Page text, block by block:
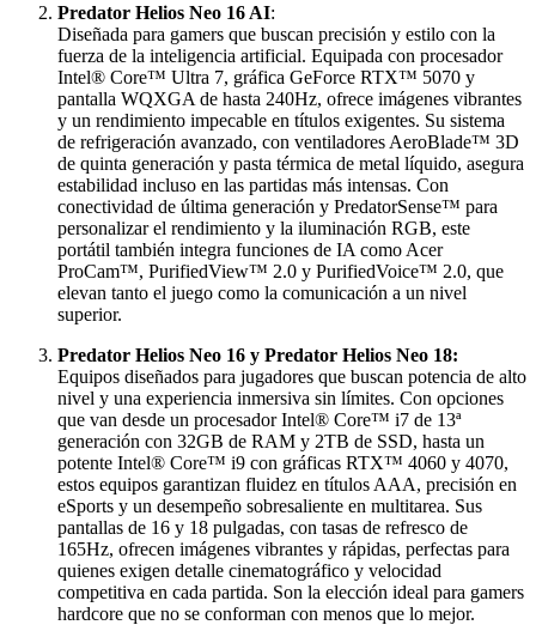
Predator Helios Neo 16 AI:
Diseñada para gamers que buscan precisión y estilo con la
fuerza de la inteligencia artificial. Equipada con procesador
Intel® Core™ Ultra 7, gráfica GeForce RTX™ 5070 y
pantalla WQXGA de hasta 240Hz, ofrece imágenes vibrantes
y un rendimiento impecable en títulos exigentes. Su sistema
de refrigeración avanzado, con ventiladores AeroBlade™ 3D
de quinta generación y pasta térmica de metal líquido, asegura
estabilidad incluso en las partidas más intensas. Con
conectividad de última generación y PredatorSense™ para
personalizar el rendimiento y la iluminación RGB, este
portátil también integra funciones de IA como Acer
ProCam™, PurifiedView™ 2.0 y PurifiedVoice™ 2.0, que
elevan tanto el juego como la comunicación a un nivel
superior.
Predator Helios Neo 16 y Predator Helios Neo 18:
Equipos diseñados para jugadores que buscan potencia de alto
nivel y una experiencia inmersiva sin límites. Con opciones
que van desde un procesador Intel® Core™ i7 de 13ª
generación con 32GB de RAM y 2TB de SSD, hasta un
potente Intel® Core™ i9 con gráficas RTX™ 4060 y 4070,
estos equipos garantizan fluidez en títulos AAA, precisión en
eSports y un desempeño sobresaliente en multitarea. Sus
pantallas de 16 y 18 pulgadas, con tasas de refresco de
165Hz, ofrecen imágenes vibrantes y rápidas, perfectas para
quienes exigen detalle cinematográfico y velocidad
competitiva en cada partida. Son la elección ideal para gamers
hardcore que no se conforman con menos que lo mejor.